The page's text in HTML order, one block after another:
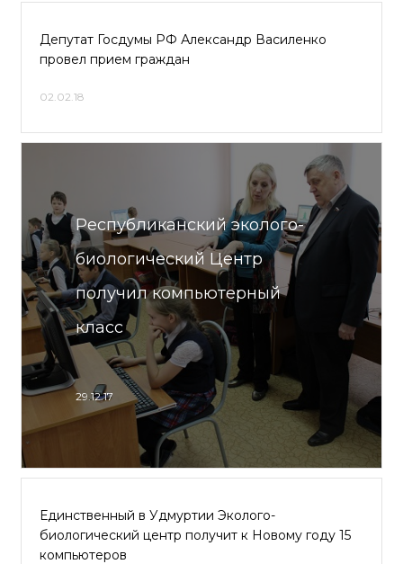
Депутат Госдумы РФ Александр Василенко
провел прием граждан
02.02.18
Республиканский эколого-
биологический Центр
получил компьютерный
класс
29.12.17
Единственный в Удмуртии Эколого-
биологический центр получит к Новому году 15
компьютеров